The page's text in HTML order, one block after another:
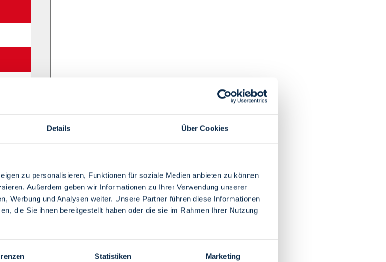
Details Über Cookies
zu personalisieren, Funktionen für soziale Medien anbieten zu können
Außerdem geben wir Informationen zu Ihrer Verwendung unserer
Werbung und Analysen weiter. Unsere Partner führen diese Informationen
die Sie ihnen bereitgestellt haben oder die sie im Rahmen Ihrer Nutzung
Statistiken Marketing
Menü